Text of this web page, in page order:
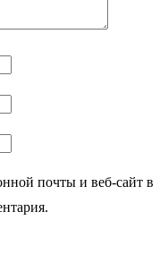
почты и веб-сайт в